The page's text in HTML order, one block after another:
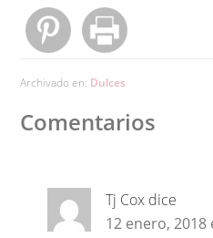
Archivado en: Dulces
Comentarios
Tj Cox dice
12 enero, 2018